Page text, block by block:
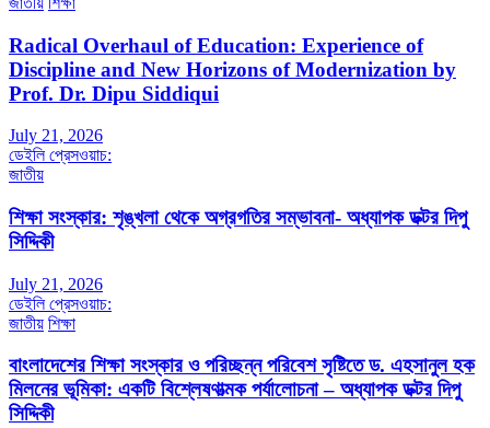
Radical Overhaul of Education: Experience of
Discipline and New Horizons of Modernization by
Prof. Dr. Dipu Siddiqui
July 21, 2026
ডেইলি প্রেসওয়াচ:
জাতীয়
শিক্ষা সংস্কার: শৃঙ্খলা থেকে অগ্রগতির সম্ভাবনা- অধ্যাপক ডক্টর দিপু
সিদ্দিকী
July 21, 2026
ডেইলি প্রেসওয়াচ:
জাতীয় শিক্ষা
বাংলাদেশের শিক্ষা সংস্কার ও পরিচ্ছন্ন পরিবেশ সৃষ্টিতে ড. এহসানুল হক
মিলনের ভূমিকা: একটি বিশ্লেষণাত্মক পর্যালোচনা – অধ্যাপক ডক্টর দিপু
সিদ্দিকী